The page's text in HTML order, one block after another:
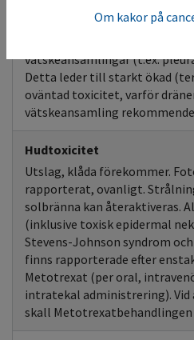
Vätskeretention
vätskeansamlingar (t.ex.
Detta leder till starkt ökad
oväntad toxicitet, varför
vätskeansamling
Hudtoxicitet
Utslag, klåda förekommer.
rapporterat, ovanligt.
solbränna kan återaktiveras.
(inklusive toxisk epidermal
Stevens-Johnson syndrom
finns rapporterade efter
Metotrexat (per oral,
intratekal administrering).
skall Metotrexatbehandlingen
Om kakor på